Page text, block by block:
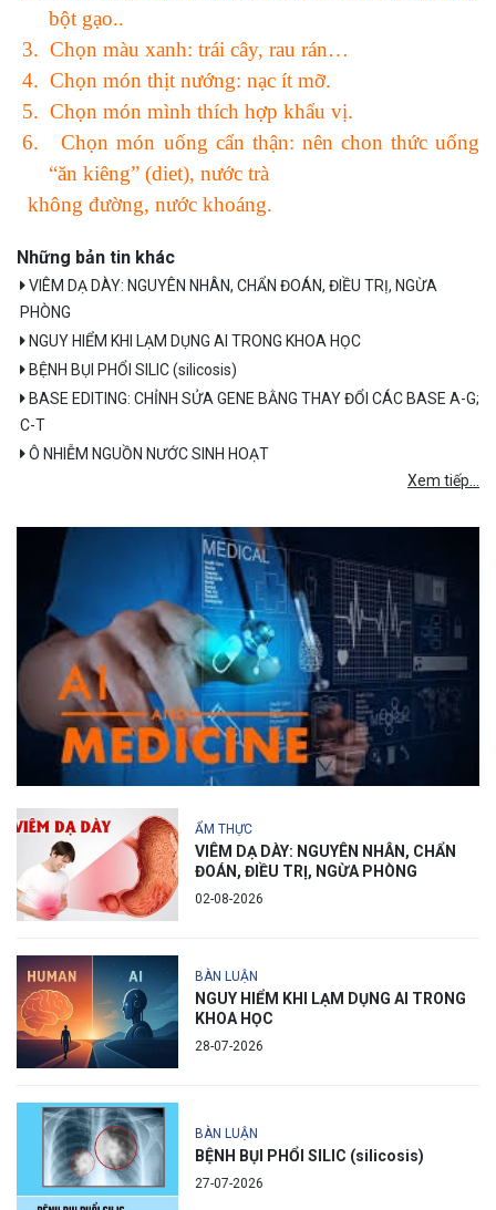
bột gạo..
3. Chọn màu xanh: trái cây, rau rán…
4. Chọn món thịt nướng: nạc ít mỡ.
5. Chọn món mình thích hợp khẩu vị.
6.
Chọn món uống cẩn thận: nên chon thức uống
“ăn kiêng” (diet), nước trà
không đường, nước khoáng.
Những bản tin khác
VIÊM DẠ DÀY: NGUYÊN NHÂN, CHẨN ĐOÁN, ĐIỀU TRỊ, NGỪA
PHÒNG
NGUY HIỂM KHI LẠM DỤNG AI TRONG KHOA HỌC
BỆNH BỤI PHỔI SILIC (silicosis)
BASE EDITING: CHỈNH SỬA GENE BẰNG THAY ĐỔI CÁC BASE A-G;
C-T
Ô NHIỄM NGUỒN NƯỚC SINH HOẠT
Xem tiếp...
ẨM THỰC
VIÊM DẠ DÀY: NGUYÊN NHÂN, CHẨN
ĐOÁN, ĐIỀU TRỊ, NGỪA PHÒNG
02-08-2026
BÀN LUẬN
NGUY HIỂM KHI LẠM DỤNG AI TRONG
KHOA HỌC
28-07-2026
BÀN LUẬN
BỆNH BỤI PHỔI SILIC (silicosis)
27-07-2026